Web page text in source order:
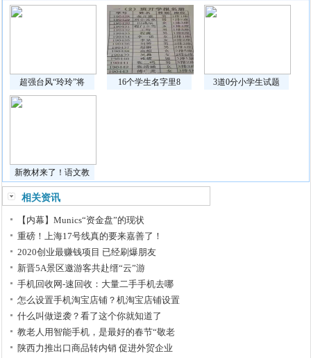
超强台风“玲玲”将 16个学生名字里8 3道0分小学生试题
新教材来了！语文教
相关资讯
【内幕】Munics“资金盘”的现状
重磅！上海17号线真的要来嘉善了！
2020创业最赚钱项目 已经刷爆朋友
新晋5A景区邀游客共赴缙“云”游
手机回收网-速回收：大量二手手机去哪
怎么设置手机淘宝店铺？机淘宝店铺设置
什么叫做逆袭？看了这个你就知道了
教老人用智能手机，是最好的春节“敬老
陕西力推出口商品转内销 促进外贸企业